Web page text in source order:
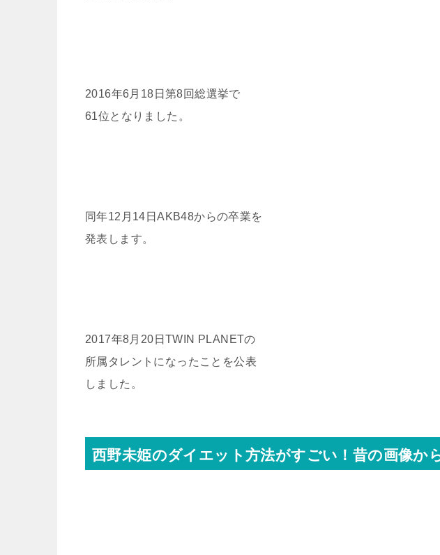
2016年6月18日第8回総選挙で
61位となりました。
同年12月14日AKB48からの卒業を
発表します。
2017年8月20日TWIN PLANETの
所属タレントになったことを公表
しました。
西野未姫のダイエット方法がすごい！昔の画像か